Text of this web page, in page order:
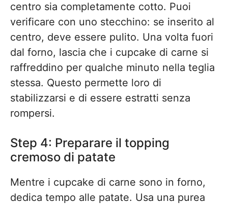
centro sia completamente cotto. Puoi
verificare con uno stecchino: se inserito al
centro, deve essere pulito. Una volta fuori
dal forno, lascia che i cupcake di carne si
raffreddino per qualche minuto nella teglia
stessa. Questo permette loro di
stabilizzarsi e di essere estratti senza
rompersi.
Step 4: Preparare il topping
cremoso di patate
Mentre i cupcake di carne sono in forno,
dedica tempo alle patate. Usa una purea